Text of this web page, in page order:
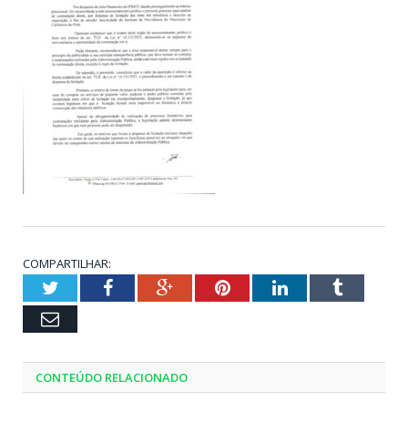
COMPARTILHAR:
TwitterFacebookGoogle+PinterestLinkedInTumblr
Email
CONTEÚDO RELACIONADO